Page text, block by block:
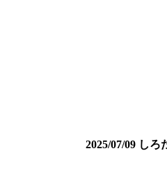
2025/07/09 し